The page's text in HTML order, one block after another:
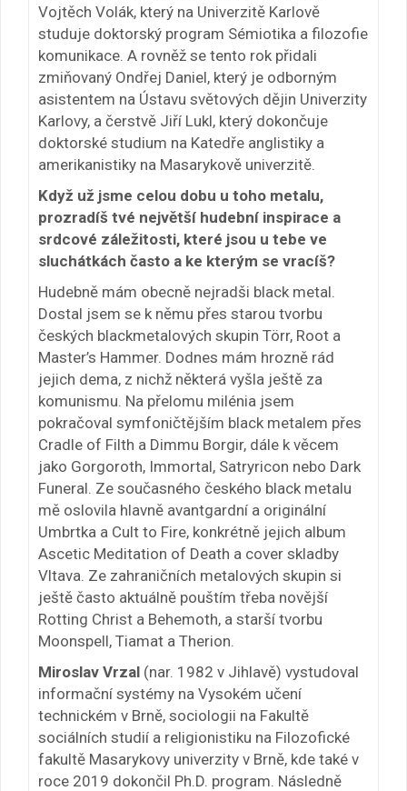
Vojtěch Volák, který na Univerzitě Karlově
studuje doktorský program Sémiotika a filozofie
komunikace. A rovněž se tento rok přidali
zmiňovaný Ondřej Daniel, který je odborným
asistentem na Ústavu světových dějin Univerzity
Karlovy, a čerstvě Jiří Lukl, který dokončuje
doktorské studium na Katedře anglistiky a
amerikanistiky na Masarykově univerzitě.
Když už jsme celou dobu u toho metalu,
prozradíš tvé největší hudební inspirace a
srdcové záležitosti, které jsou u tebe ve
sluchátkách často a ke kterým se vracíš?
Hudebně mám obecně nejradši black metal.
Dostal jsem se k němu přes starou tvorbu
českých blackmetalových skupin Törr, Root a
Master’s Hammer. Dodnes mám hrozně rád
jejich dema, z nichž některá vyšla ještě za
komunismu. Na přelomu milénia jsem
pokračoval symfoničtějším black metalem přes
Cradle of Filth a Dimmu Borgir, dále k věcem
jako Gorgoroth, Immortal, Satryricon nebo Dark
Funeral. Ze současného českého black metalu
mě oslovila hlavně avantgardní a originální
Umbrtka a Cult to Fire, konkrétně jejich album
Ascetic Meditation of Death a cover skladby
Vltava. Ze zahraničních metalových skupin si
ještě často aktuálně pouštím třeba novější
Rotting Christ a Behemoth, a starší tvorbu
Moonspell, Tiamat a Therion.
Miroslav Vrzal (nar. 1982 v Jihlavě) vystudoval
informační systémy na Vysokém učení
technickém v Brně, sociologii na Fakultě
sociálních studií a religionistiku na Filozofické
fakultě Masarykovy univerzity v Brně, kde také v
roce 2019 dokončil Ph.D. program. Následně